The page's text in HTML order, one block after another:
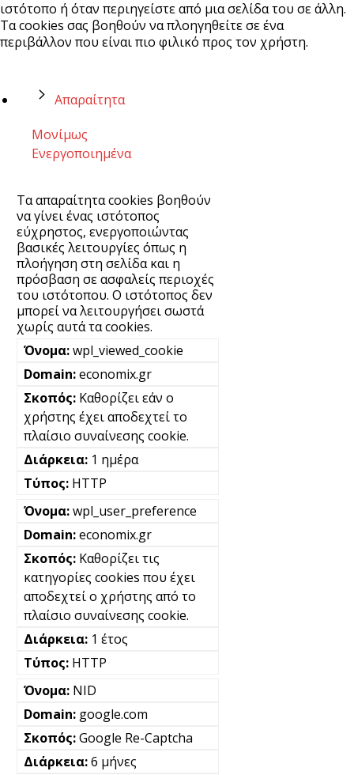
ιστότοπο ή όταν περιηγείστε από μια σελίδα του σε άλλη.
Τα cookies σας βοηθούν να πλοηγηθείτε σε ένα
περιβάλλον που είναι πιο φιλικό προς τον χρήστη.
Απαραίτητα
Μονίμως
Ενεργοποιημένα
Τα απαραίτητα cookies βοηθούν
να γίνει ένας ιστότοπος
εύχρηστος, ενεργοποιώντας
βασικές λειτουργίες όπως η
πλοήγηση στη σελίδα και η
πρόσβαση σε ασφαλείς περιοχές
του ιστότοπου. Ο ιστότοπος δεν
μπορεί να λειτουργήσει σωστά
χωρίς αυτά τα cookies.
wpl_viewed_cookie
economix.gr
Καθορίζει εάν ο
χρήστης έχει αποδεχτεί το
πλαίσιο συναίνεσης cookie.
1 ημέρα
HTTP
wpl_user_preference
economix.gr
Καθορίζει τις
κατηγορίες cookies που έχει
αποδεχτεί ο χρήστης από το
πλαίσιο συναίνεσης cookie.
1 έτος
HTTP
NID
google.com
Google Re-Captcha
6 μήνες